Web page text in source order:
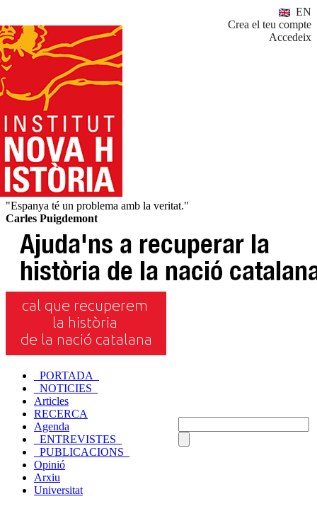
EN
Crea el teu compte
Accedeix
"Espanya té un problema amb la veritat."
Carles Puigdemont
_PORTADA_
_NOTICIES_
Articles
RECERCA
Agenda
_ENTREVISTES_
_PUBLICACIONS_
Opinió
Arxiu
Universitat